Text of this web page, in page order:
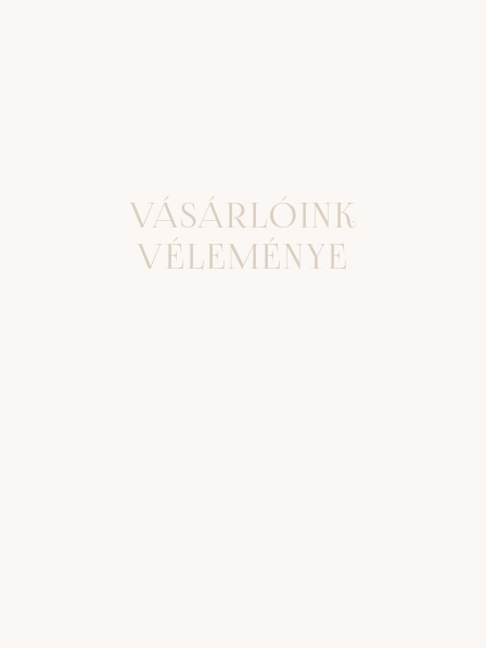
VÁSÁRLÓINK
VÉLEMÉNYE